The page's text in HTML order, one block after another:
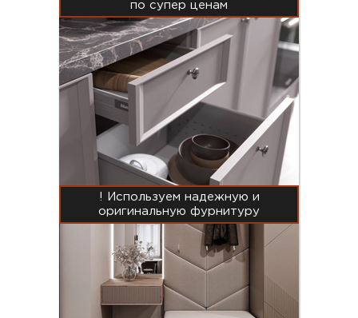
по супер ценам
! Используем надежную и
оригинальную фурнитуру